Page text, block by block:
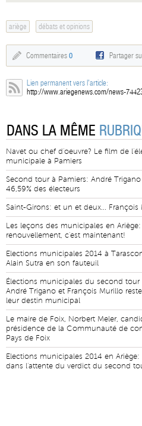
ariège débats et opinions
Commentaires 0 Partager
Lien permanent vers l'article:
http://www.ariegenews.com/news-
DANS LA MÊME
Navet ou chef d'oeuvre? Le film de
municipale à Pamiers
Second tour à Pamiers: André
46,59% des électeurs
Saint-Girons: et un et deux... François
Les leçons des municipales en
renouvellement, c'est maintenant!
Elections municipales 2014 à
Alain Sutra en son fauteuil
Élections municipales du second tour
André Trigano et François Murillo
leur destin municipal
Le maire de Foix, Norbert Meler,
présidence de la Communauté de
Pays de Foix
Elections municipales 2014 en
dans l'attente du verdict du second